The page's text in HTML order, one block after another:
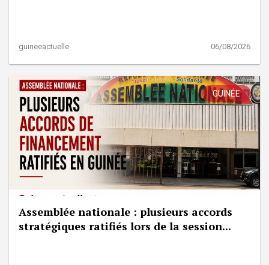
guineeactuelle 06/08/2026
GUINÉE
Assemblée nationale : plusieurs accords
stratégiques ratifiés lors de la session...